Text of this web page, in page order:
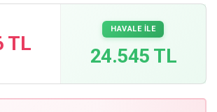
TL
HAVALE İLE
24.545 TL